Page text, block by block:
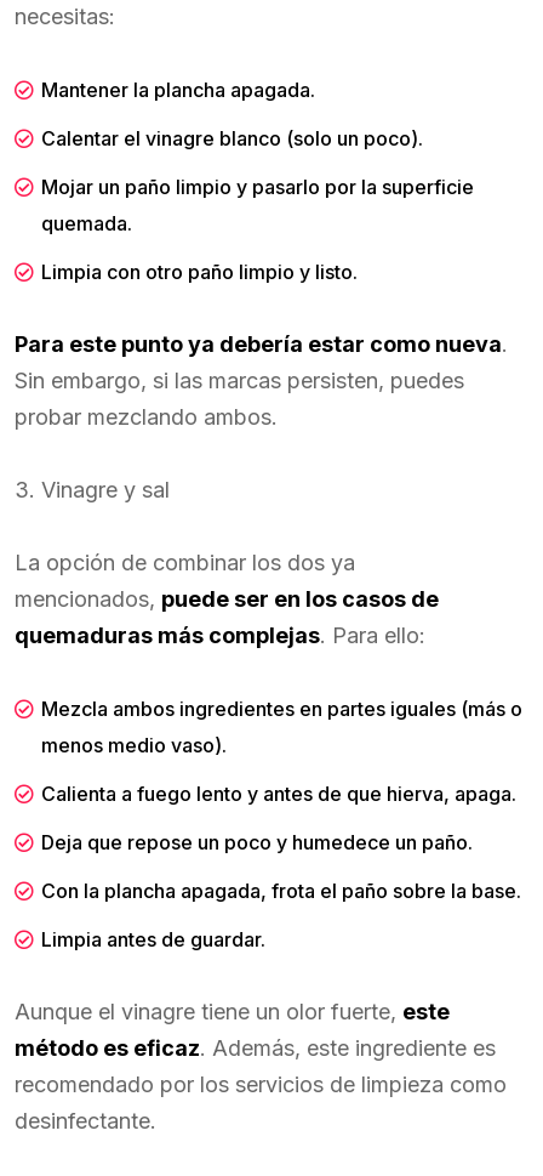
necesitas:
Mantener la plancha apagada.
Calentar el vinagre blanco (solo un poco).
Mojar un paño limpio y pasarlo por la superficie
quemada.
Limpia con otro paño limpio y listo.
Para este punto ya debería estar como nueva.
Sin embargo, si las marcas persisten, puedes
probar mezclando ambos.
3. Vinagre y sal
La opción de combinar los dos ya
mencionados, puede ser en los casos de
quemaduras más complejas. Para ello:
Mezcla ambos ingredientes en partes iguales (más o
menos medio vaso).
Calienta a fuego lento y antes de que hierva, apaga.
Deja que repose un poco y humedece un paño.
Con la plancha apagada, frota el paño sobre la base.
Limpia antes de guardar.
Aunque el vinagre tiene un olor fuerte, este
método es eficaz. Además, este ingrediente es
recomendado por los servicios de limpieza como
desinfectante.